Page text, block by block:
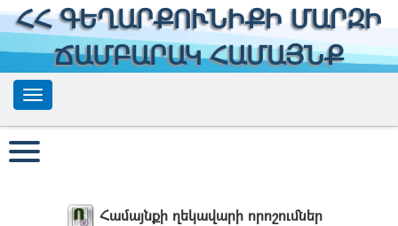
ՀՀ ԳԵՂԱՐՔՈՒՆԻՔԻ ՄԱՐԶԻ
ՃԱՄԲԱՐԱԿ ՀԱՄԱՅՆՔ
Համայնքի ղեկավարի որոշումներ